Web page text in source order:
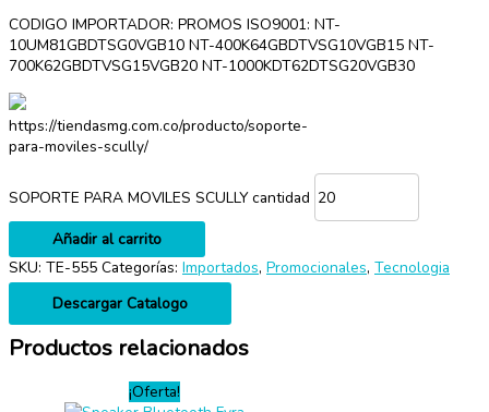
CODIGO IMPORTADOR: PROMOS ISO9001: NT-
10UM81GBDTSG0VGB10 NT-400K64GBDTVSG10VGB15 NT-
700K62GBDTVSG15VGB20 NT-1000KDT62DTSG20VGB30
https://tiendasmg.com.co/producto/soporte-
para-moviles-scully/
SOPORTE PARA MOVILES SCULLY cantidad
Añadir al carrito
SKU: TE-555 Categorías: Importados, Promocionales, Tecnologia
Descargar Catalogo
Productos relacionados
¡Oferta!